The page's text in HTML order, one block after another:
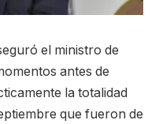
el ministro de
antes de
la totalidad
que fueron de